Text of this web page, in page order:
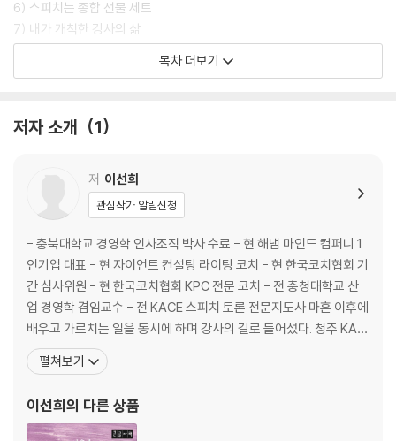
6) 스피치는 종합 선물 세트
7) 내가 개척한 강사의 삶
8) 고치 속에 숨은 비전
2) 이 나이에도 코칭 할 수 있습니다
3) 2010년 평생학습 공로자로 선정
4) 삶이 송두리째 흔들릴 때
5) 아이에게 줄 수 있는 가장 큰 것
6) 고난 앞에서도 신은 공평하다
7) 자존감 도둑은 가면을 쓰고 다가옵니다
8) 동치미 항아리 깨지던 날
9) 가까울수록 더 아픈 사이, 가족
3. 행동은 반드시 미래의 성장을 선물한다
1) 나는 KPC 전문 코치 해냄
2) 오늘 지금 여기에 살기
목차 더보기
저자 소개 1
저 이선희
관심작가 알림신청
- 충북대학교 경영학 인사조직 박사 수료 - 현 해냄 마인드 컴퍼니 1
인기업 대표 - 현 자이언트 컨설팅 라이팅 코치 - 현 한국코치협회 기
간 심사위원 - 현 한국코치협회 KPC 전문 코치 - 전 충청대학교 산
업 경영학 겸임교수 - 전 KACE 스피치 토론 전문지도사 마흔 이후에
배우고 가르치는 일을 동시에 하며 강사의 길로 들어섰다. 청주 KAC
E 사단법인에서 15년간 ‘스피치’ 강의했다. 주부들에게 자신을 표현
하는 방법인 논리적 말하기로 전달력과 자신감을 상승시켰다. 자신이
대학 평생교육원에
펼쳐보기
이선희의 다른 상품